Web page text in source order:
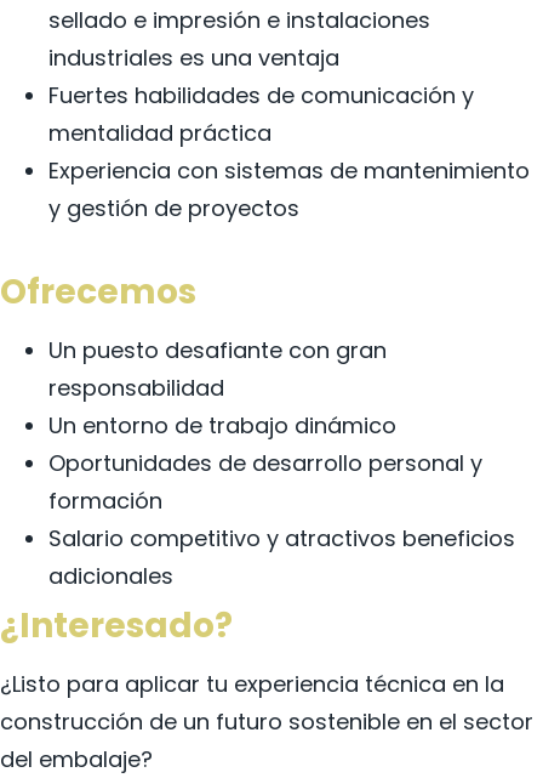
sellado e impresión e instalaciones
industriales es una ventaja
Fuertes habilidades de comunicación y
mentalidad práctica
Experiencia con sistemas de mantenimiento
y gestión de proyectos
Ofrecemos
Un puesto desafiante con gran
responsabilidad
Un entorno de trabajo dinámico
Oportunidades de desarrollo personal y
formación
Salario competitivo y atractivos beneficios
adicionales
¿Interesado?
¿Listo para aplicar tu experiencia técnica en la
construcción de un futuro sostenible en el sector
del embalaje?